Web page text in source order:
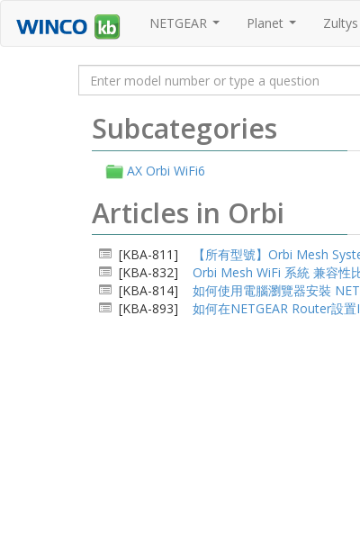
NETGEAR Planet Zultys
Subcategories
AX Orbi WiFi6
Articles in Orbi
[KBA-811]
【所有型號】Orbi Mesh
[KBA-832] Orbi Mesh WiFi 系統 兼容性
[KBA-814] 如何使用電腦瀏覽器安裝
[KBA-893] 如何在NETGEAR Router設置